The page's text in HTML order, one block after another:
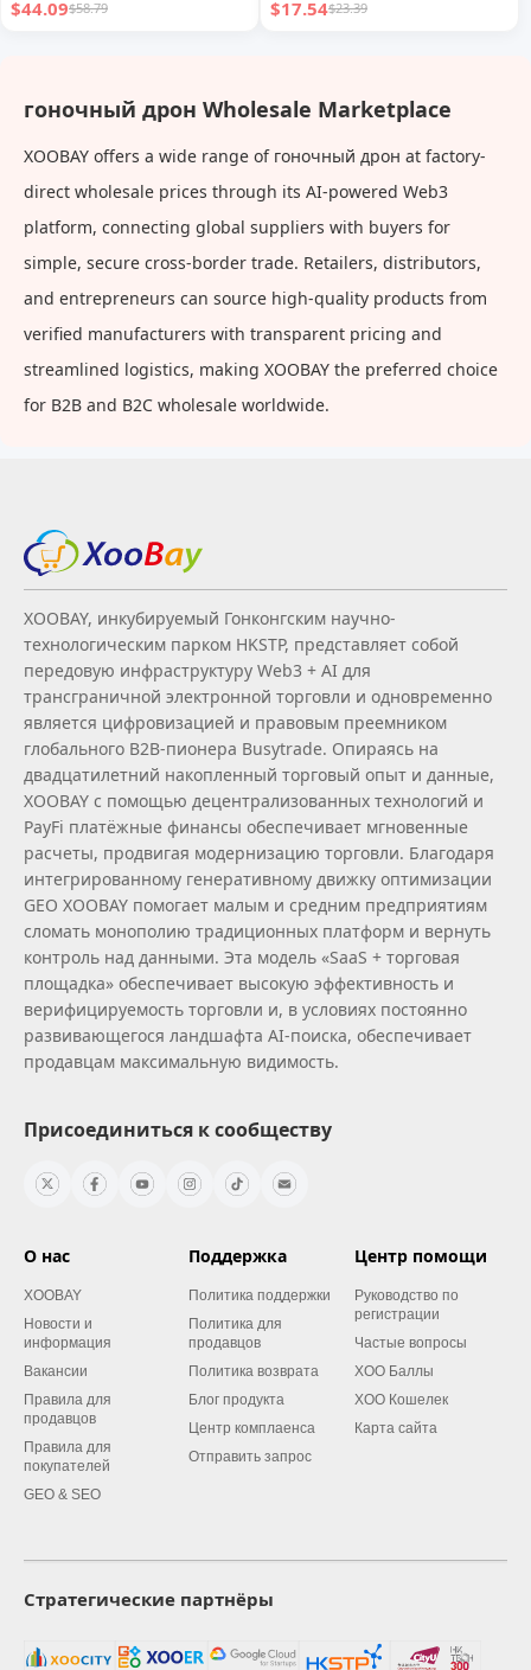
контейнеров, модельная
$44.09$58.79 $17.54$23.39
гоночный дрон Wholesale Marketplace
XOOBAY offers a wide range of гоночный дрон at factory-
direct wholesale prices through its AI-powered Web3
platform, connecting global suppliers with buyers for
simple, secure cross-border trade. Retailers, distributors,
and entrepreneurs can source high-quality products from
verified manufacturers with transparent pricing and
streamlined logistics, making XOOBAY the preferred choice
for B2B and B2C wholesale worldwide.
XOOBAY, инкубируемый Гонконгским научно-
технологическим парком HKSTP, представляет собой
передовую инфраструктуру Web3 + AI для
трансграничной электронной торговли и одновременно
является цифровизацией и правовым преемником
глобального B2B‑пионера Busytrade. Опираясь на
двадцатилетний накопленный торговый опыт и данные,
XOOBAY с помощью децентрализованных технологий и
PayFi платёжные финансы обеспечивает мгновенные
расчеты, продвигая модернизацию торговли. Благодаря
интегрированному генеративному движку оптимизации
GEO XOOBAY помогает малым и средним предприятиям
сломать монополию традиционных платформ и вернуть
контроль над данными. Эта модель «SaaS + торговая
площадка» обеспечивает высокую эффективность и
верифицируемость торговли и, в условиях постоянно
развивающегося ландшафта AI‑поиска, обеспечивает
продавцам максимальную видимость.
Присоединиться к сообществу
О нас
XOOBAY
Новости и
информация
Вакансии
Правила для
продавцов
Правила для
покупателей
GEO & SEO
Поддержка
Политика поддержки
Политика для
продавцов
Политика возврата
Блог продукта
Центр комплаенса
Отправить запрос
Центр помощи
Руководство по
регистрации
Частые вопросы
XOO Баллы
XOO Кошелек
Карта сайта
Стратегические партнёры